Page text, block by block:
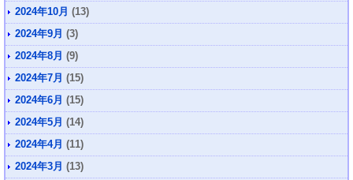
2024年10月 (13)
2024年9月 (3)
2024年8月 (9)
2024年7月 (15)
2024年6月 (15)
2024年5月 (14)
2024年4月 (11)
2024年3月 (13)